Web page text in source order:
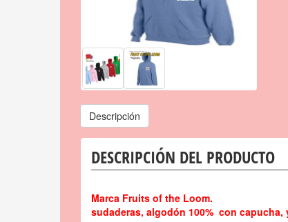
Descripción
DESCRIPCIÓN DEL PRODUCTO
Marca Fruits of the Loom.
sudaderas, algodón 100% con capucha,